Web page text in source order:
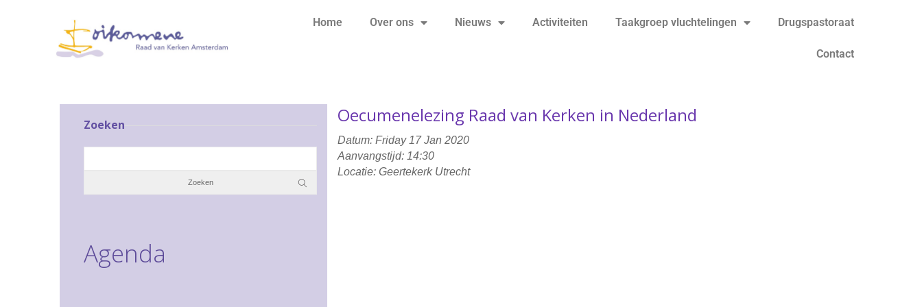
Home Over ons Nieuws Activiteiten Taakgroep vluchtelingen Drugspastoraat
Contact
Zoeken
Agenda
Oecumenelezing Raad van Kerken in Nederland
Datum: Friday 17 Jan 2020
Aanvangstijd: 14:30
Locatie: Geertekerk Utrecht